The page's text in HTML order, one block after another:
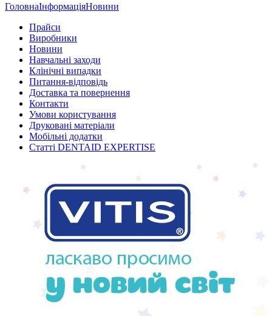
ГоловнаІнформаціяНовини
Прайси
Виробники
Новини
Навчальні заходи
Клінічні випадки
Питання-відповідь
Доставка та повернення
Контакти
Умови користування
Друковані матеріали
Мобільні додатки
Статті DENTAID EXPERTISE